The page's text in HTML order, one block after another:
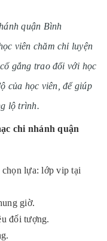
quận Bình
viên chăm chỉ luyện
gắng trao đổi với học
của học viên, để giúp
lộ trình.
chi nhánh quận
lựa: lớp vip tại
giờ.
đối tượng.